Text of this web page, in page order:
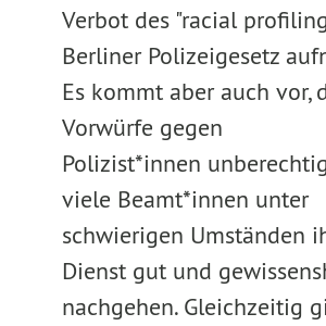
Verbot des "racial
Berliner Polizeigesetz
Es kommt aber auch vor,
Vorwürfe gegen
Polizist*innen
viele Beamt*innen unter
schwierigen Umständen
Dienst gut und
nachgehen. Gleichzeitig